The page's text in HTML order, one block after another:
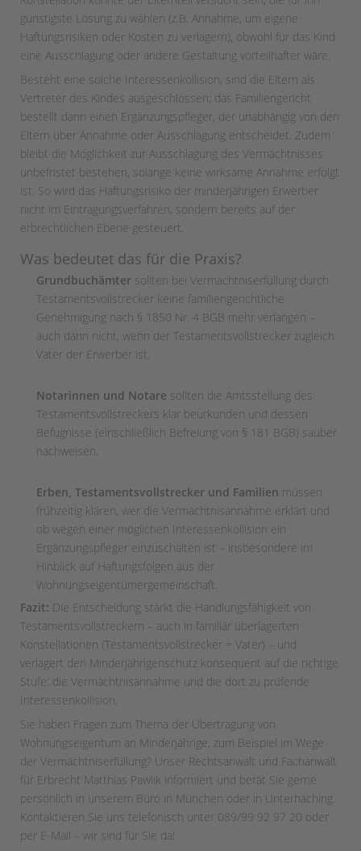
günstigste Lösung zu wählen (z.B. Annahme, um eigene
Haftungsrisiken oder Kosten zu verlagern), obwohl für das Kind
eine Ausschlagung oder andere Gestaltung vorteilhafter wäre.
Besteht eine solche Interessenkollision, sind die Eltern als
Vertreter des Kindes ausgeschlossen; das Familiengericht
bestellt dann einen Ergänzungspfleger, der unabhängig von den
Eltern über Annahme oder Ausschlagung entscheidet. Zudem
bleibt die Möglichkeit zur Ausschlagung des Vermächtnisses
unbefristet bestehen, solange keine wirksame Annahme erfolgt
ist. So wird das Haftungsrisiko der minderjährigen Erwerber
nicht im Eintragungsverfahren, sondern bereits auf der
erbrechtlichen Ebene gesteuert.
Was bedeutet das für die Praxis?
Grundbuchämter sollten bei Vermächtniserfüllung durch
Testamentsvollstrecker keine familiengerichtliche
Genehmigung nach § 1850 Nr. 4 BGB mehr verlangen –
auch dann nicht, wenn der Testamentsvollstrecker zugleich
Vater der Erwerber ist.
Notarinnen und Notare sollten die Amtsstellung des
Testamentsvollstreckers klar beurkunden und dessen
Befugnisse (einschließlich Befreiung von § 181 BGB) sauber
nachweisen.
Erben, Testamentsvollstrecker und Familien müssen
frühzeitig klären, wer die Vermächtnisannahme erklärt und
ob wegen einer möglichen Interessenkollision ein
Ergänzungspfleger einzuschalten ist – insbesondere im
Hinblick auf Haftungsfolgen aus der
Wohnungseigentümergemeinschaft.
Fazit: Die Entscheidung stärkt die Handlungsfähigkeit von
Testamentsvollstreckern – auch in familiär überlagerten
Konstellationen (Testamentsvollstrecker = Vater) – und
verlagert den Minderjährigenschutz konsequent auf die richtige
Stufe: die Vermächtnisannahme und die dort zu prüfende
Interessenkollision.
Sie haben Fragen zum Thema der Übertragung von
Wohnungseigentum an Minderjährige, zum Beispiel im Wege
der Vermächtniserfüllung? Unser Rechtsanwalt und Fachanwalt
für Erbrecht Matthias Pawlik informiert und berät Sie gerne
persönlich in unserem Büro in München oder in Unterhaching.
Kontaktieren Sie uns telefonisch unter 089/99 92 97 20 oder
per E-Mail – wir sind für Sie da!